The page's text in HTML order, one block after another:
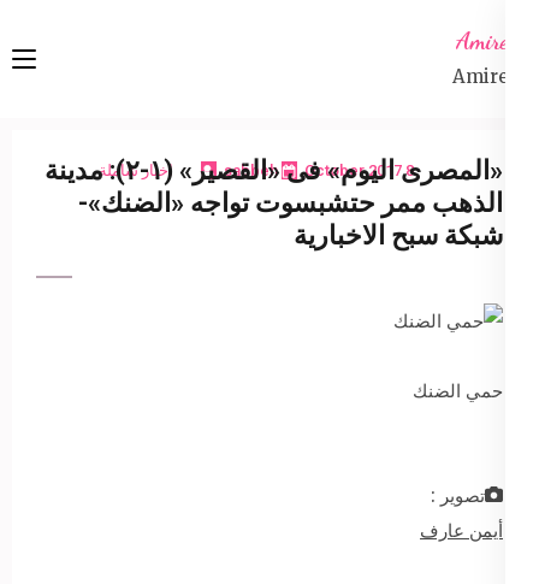
content
Enter)
Amireta
Amireta
8 October 2017
sabbeh اخبار شاملة«المصرى اليوم» فى «القصير» (١-٢): مدينة
الذهب ممر حتشبسوت تواجه «الضنك»-
شبكة سبح الاخبارية
حمي الضنك
تصوير :
أيمن عارف